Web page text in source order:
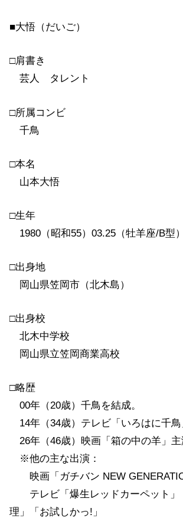
■大悟（だいご）
□肩書き
芸人 タレント
□所属コンビ
千鳥
□本名
山本大悟
□生年
1980（昭和55）03.25（牡羊座/B型）
□出身地
岡山県笠岡市（北木島）
□出身校
北木中学校
岡山県立笠岡商業高校
□略歴
00年（20歳）千鳥を結成。
14年（34歳）テレビ「いろはに千鳥
26年（46歳）映画「箱の中の羊」主
※他の主な出演：
映画「ガチバン NEW
テレビ「爆生レッドカーペット」
理」「お試しかっ!」